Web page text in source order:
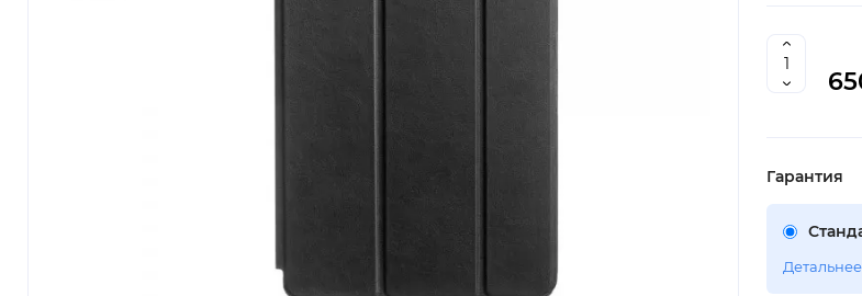
Гарантия
Детальнее